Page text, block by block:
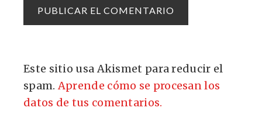
Este sitio usa Akismet para reducir el
spam.Aprende cómo se procesan los
datos de tus comentarios.